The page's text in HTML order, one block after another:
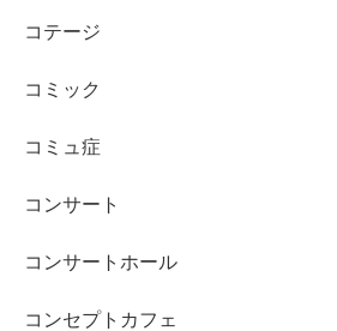
コテージ
コミック
コミュ症
コンサート
コンサートホール
コンセプトカフェ